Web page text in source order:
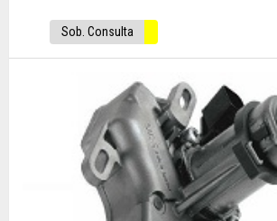
Sob. Consulta